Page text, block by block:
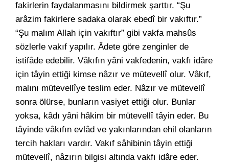
fakirlerin faydalanmasını bildirmek şarttır. “Şu
arâzim fakirlere sadaka olarak ebedî bir vakıftır.”
“Şu malım Allah için vakıftır” gibi vakfa mahsûs
sözlerle vakıf yapılır. Âdete göre zenginler de
istifâde edebilir. Vâkıfın yâni vakfedenin, vakfı idâre
için tâyin ettiği kimse nâzır ve mütevellî olur. Vâkıf,
malını mütevellîye teslim eder. Nâzır ve mütevellî
sonra ölürse, bunların vasiyet ettiği olur. Bunlar
yoksa, kâdı yâni hâkim bir mütevellî tâyin eder. Bu
tâyinde vâkıfın evlâd ve yakınlarından ehil olanların
tercih hakları vardır. Vakıf sâhibinin tâyin ettiği
mütevellî, nâzırın bilgisi altında vakfı idâre eder.